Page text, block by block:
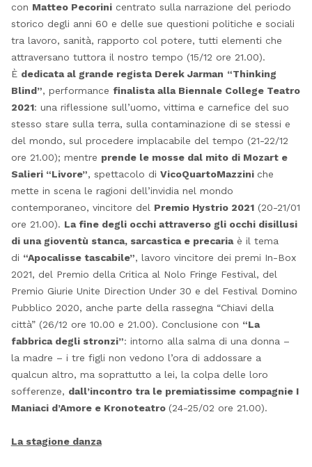
con Matteo Pecorinicentrato sulla narrazione del periodo
storico degli anni 60 e delle sue questioni politiche e sociali
tra lavoro, sanità, rapporto col potere, tutti elementi che
attraversano tuttora il nostro tempo (15/12 ore 21.00).
È dedicata al grande regista Derek Jarman “Thinking
Blind”, performance finalista alla Biennale College Teatro
2021: una riflessione sull’uomo, vittima e carnefice del suo
stesso stare sulla terra, sulla contaminazione di se stessi e
del mondo, sul procedere implacabile del tempo (21-22/12
ore 21.00); mentre prende le mosse dal mito di Mozart e
Salieri “Livore”, spettacolo di VicoQuartoMazzini che
mette in scena le ragioni dell’invidia nel mondo
contemporaneo, vincitore del Premio Hystrio 2021(20-21/01
ore 21.00). La fine degli occhi attraverso gli occhi disillusi
di una gioventù stanca, sarcastica e precariaè il tema
di “Apocalisse tascabile”, lavoro vincitore dei premi In-Box
2021, del Premio della Critica al Nolo Fringe Festival, del
Premio Giurie Unite Direction Under 30 e del Festival Domino
Pubblico 2020, anche parte della rassegna “Chiavi della
città” (26/12 ore 10.00 e 21.00). Conclusione con “La
fabbrica degli stronzi”: intorno alla salma di una donna –
la madre – i tre figli non vedono l’ora di addossare a
qualcun altro, ma soprattutto a lei, la colpa delle loro
sofferenze, dall’incontro tra le premiatissime compagnie I
Maniaci d’Amore e Kronoteatro (24-25/02 ore 21.00).
La stagione danza